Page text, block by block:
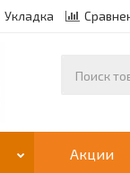
Укладка
Акции